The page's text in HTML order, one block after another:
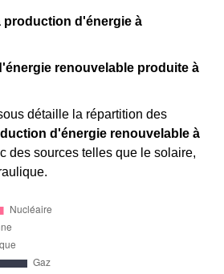
production d'énergie à
renouvelable produite à
détaille la répartition des
d'énergie renouvelable à
des sources telles que le solaire,